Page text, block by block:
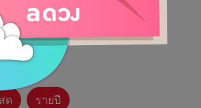
ด รายปี